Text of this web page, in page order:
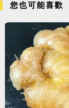
您也可能喜歡